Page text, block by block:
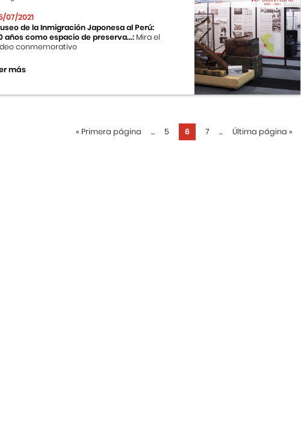
07/2021
de la Inmigración Japonesa al Perú:
años como espacio de preserva...: Mira el
conmemorativo
más
« Primera página ... 5 6 7 ... Última página »